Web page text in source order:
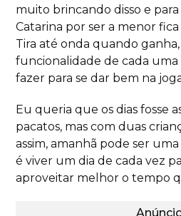
muito brincando disso e
Catarina por ser a menor
Tira até onda quando
funcionalidade de cada uma
fazer para se dar bem na
Eu queria que os dias fosse
pacatos, mas com duas
assim, amanhã pode ser
é viver um dia de cada vez
aproveitar melhor o tempo